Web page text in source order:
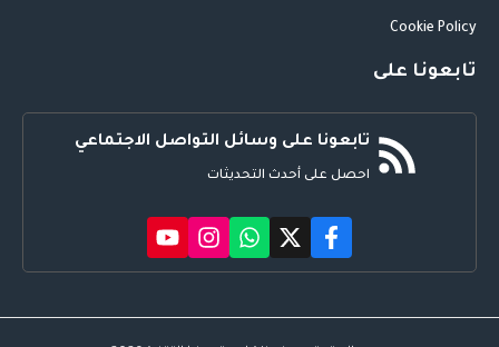
Cookie Policy
تابعونا على
تابعونا على وسائل التواصل الاجتماعي
احصل على أحدث التحديثات